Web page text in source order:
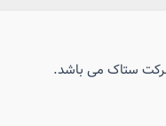
ستاک می باشد.